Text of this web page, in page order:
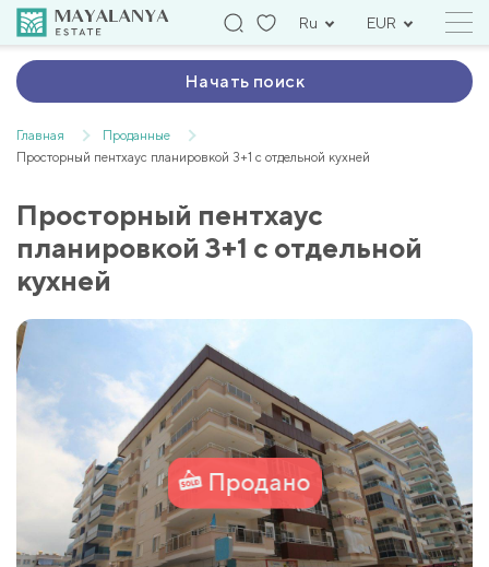
Ru EUR
Начать поиск
Главная
Проданные
Просторный пентхаус планировкой 3+1 с отдельной кухней
Просторный пентхаус
планировкой 3+1 с отдельной
кухней
Продано